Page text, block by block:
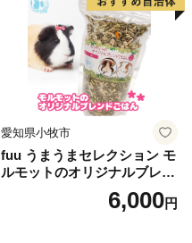
愛知県小牧市
fuu うまうまセレクション モ
ルモットのオリジナルブレン
6,000円